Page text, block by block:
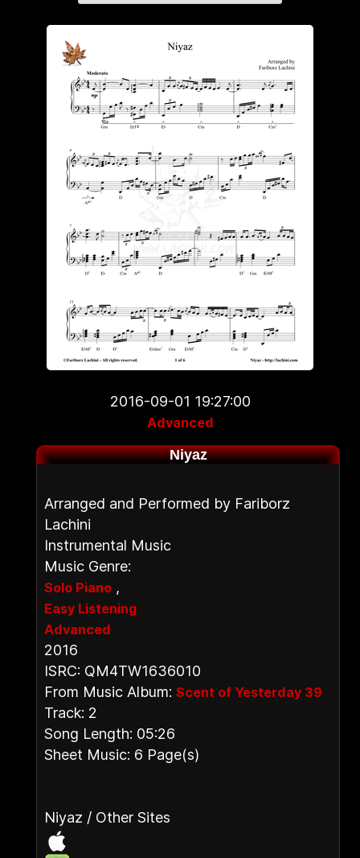
2016-09-01 19:27:00
Advanced
Niyaz
Arranged and Performed by Fariborz
Lachini
Instrumental Music
Music Genre:
Solo Piano ,
Easy Listening
Advanced
2016
ISRC: QM4TW1636010
From Music Album: Scent of Yesterday 39
Track: 2
Song Length: 05:26
Sheet Music: 6 Page(s)
Niyaz / Other Sites